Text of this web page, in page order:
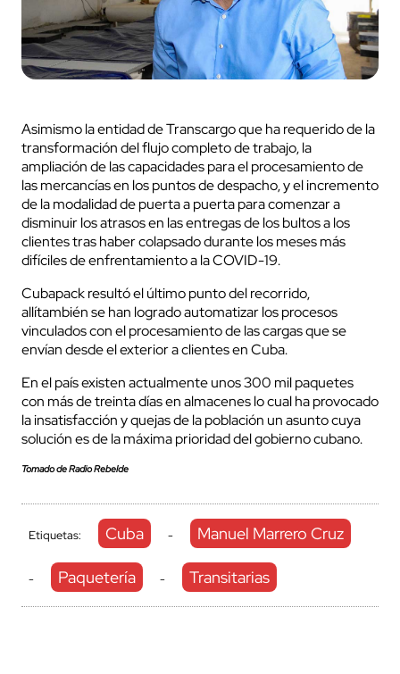
Asimismo la entidad de Transcargo que ha requerido de la
transformación del flujo completo de trabajo, la
ampliación de las capacidades para el procesamiento de
las mercancías en los puntos de despacho, y el incremento
de la modalidad de puerta a puerta para comenzar a
disminuir los atrasos en las entregas de los bultos a los
clientes tras haber colapsado durante los meses más
difíciles de enfrentamiento a la COVID-19.
Cubapack resultó el último punto del recorrido,
allítambién se han logrado automatizar los procesos
vinculados con el procesamiento de las cargas que se
envían desde el exterior a clientes en Cuba.
En el país existen actualmente unos 300 mil paquetes
con más de treinta días en almacenes lo cual ha provocado
la insatisfacción y quejas de la población un asunto cuya
solución es de la máxima prioridad del gobierno cubano.
Tomado de Radio Rebelde
Etiquetas: Cuba - Manuel Marrero Cruz
- Paquetería - Transitarias